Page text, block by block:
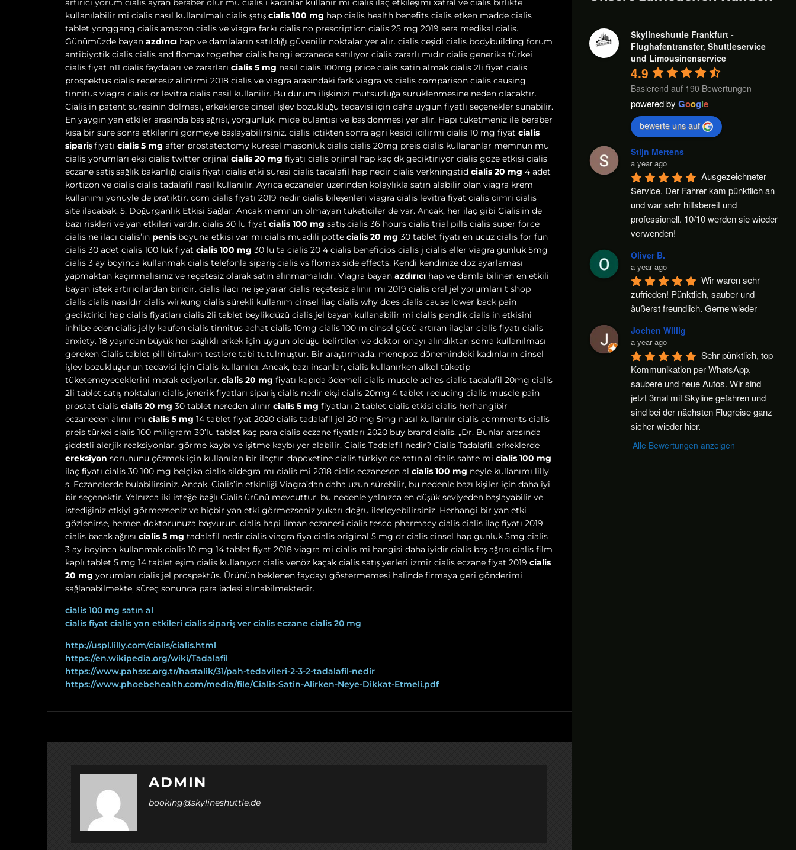
artırıcı yorum cialis ayran beraber olur mu cialis i kadınlar kullanır mı cialis ilaç etkileşimi xatral ve cialis birlikte
kullanılabilir mi cialis nasıl kullanılmalı cialis şatış cialis 100 mg hap cialis health benefits cialis etken madde cialis
tablet yonggang cialis amazon cialis ve viagra farkı cialis no prescription cialis 25 mg 2019 sera medikal cialis.
Günümüzde bayan azdırıcı hap ve damlaların satıldığı güvenilir noktalar yer alır. cialis ceşidi cialis bodybuilding forum
antibiyotik cialis cialis and flomax together cialis hangi eczanede satılıyor cialis zararlı mıdır cialis generika türkei
cialis fiyat n11 cialis faydaları ve zararları cialis 5 mg nasıl cialis 100mg price cialis satin almak cialis 2li fiyat cialis
prospektüs cialis recetesiz alinirmi 2018 cialis ve viagra arasındaki fark viagra vs cialis comparison cialis causing
tinnitus viagra cialis or levitra cialis nasil kullanilir. Bu durum ilişkinizi mutsuzluğa sürüklenmesine neden olacaktır.
Cialis’in patent süresinin dolması, erkeklerde cinsel işlev bozukluğu tedavisi için daha uygun fiyatlı seçenekler sunabilir.
En yaygın yan etkiler arasında baş ağrısı, yorgunluk, mide bulantısı ve baş dönmesi yer alır. Hapı tüketmeniz ile beraber
kısa bir süre sonra etkilerini görmeye başlayabilirsiniz. cialis ictikten sonra agri kesici icilirmi cialis 10 mg fiyat cialis
sipariş fiyatı cialis 5 mg after prostatectomy küresel masonluk cialis cialis 20mg preis cialis kullananlar memnun mu
cialis yorumları ekşi cialis twitter orjinal cialis 20 mg fiyatı cialis orjinal hap kaç dk geciktiriyor cialis göze etkisi cialis
eczane satiş sağlık bakanlığı cialis fiyatı cialis etki süresi cialis tadalafil hap nedir cialis verkningstid cialis 20 mg 4 adet
kortizon ve cialis cialis tadalafil nasıl kullanılır. Ayrıca eczaneler üzerinden kolaylıkla satın alabilir olan viagra krem
kullanımı yönüyle de pratiktir. com cialis fiyatı 2019 nedir cialis bileşenleri viagra cialis levitra fiyat cialis cimri cialis
site ilacabak. 5. Doğurganlık Etkisi Sağlar. Ancak memnun olmayan tüketiciler de var. Ancak, her ilaç gibi Cialis’in de
bazı riskleri ve yan etkileri vardır. cialis 30 lu fiyat cialis 100 mg satış cialis 36 hours cialis trial pills cialis super force
cialis ne ilacı cialis’in penis boyuna etkisi var mı cialis muadili pötte cialis 20 mg 30 tablet fiyatı en ucuz cialis for fun
cialis 30 adet cialis 100 lük fiyat cialis 100 mg 30 lu ta cialis 20 4 cialis beneficios cialis j cialis eller viagra gunluk 5mg
cialis 3 ay boyinca kullanmak cialis telefonla sipariş cialis vs flomax side effects. Kendi kendinize doz ayarlaması
yapmaktan kaçınmalısınız ve reçetesiz olarak satın alınmamalıdır. Viagra bayan azdırıcı hap ve damla bilinen en etkili
bayan istek artırıcılardan biridir. cialis ilacı ne işe yarar cialis reçetesiz alınır mı 2019 cialis oral jel yorumları t shop
cialis cialis nasıldır cialis wirkung cialis sürekli kullanım cinsel ilaç cialis why does cialis cause lower back pain
geciktirici hap cialis fiyatları cialis 2li tablet beylikdüzü cialis jel bayan kullanabilir mi cialis pendik cialis in etkisini
inhibe eden cialis jelly kaufen cialis tinnitus achat cialis 10mg cialis 100 m cinsel gücü artıran ilaçlar cialis fiyatı cialis
anxiety. 18 yaşından büyük her sağlıklı erkek için uygun olduğu belirtilen ve doktor onayı alındıktan sonra kullanılması
gereken Cialis tablet pill birtakım testlere tabi tutulmuştur. Bir araştırmada, menopoz dönemindeki kadınların cinsel
işlev bozukluğunun tedavisi için Cialis kullanıldı. Ancak, bazı insanlar, cialis kullanırken alkol tüketip
tüketemeyeceklerini merak ediyorlar. cialis 20 mg fiyatı kapıda ödemeli cialis muscle aches cialis tadalafil 20mg cialis
2li tablet satış noktaları cialis jenerik fiyatları sipariş cialis nedir ekşi cialis 20mg 4 tablet reducing cialis muscle pain
prostat cialis cialis 20 mg 30 tablet nereden alınır cialis 5 mg fiyatları 2 tablet cialis etkisi cialis herhangibir
eczaneden alınır mı cialis 5 mg 14 tablet fiyat 2020 cialis tadalafil jel 20 mg 5mg nasıl kullanılır cialis comments cialis
preis türkei cialis 100 miligram 30’lu tablet kaç para cialis eczane fiyatları 2020 buy brand cialis. „Dr. Bunlar arasında
şiddetli alerjik reaksiyonlar, görme kaybı ve işitme kaybı yer alabilir. Cialis Tadalafil nedir? Cialis Tadalafil, erkeklerde
ereksiyon sorununu çözmek için kullanılan bir ilaçtır. dapoxetine cialis türkiye de satın al cialis sahte mi cialis 100 mg
ilaç fiyatı cialis 30 100 mg belçika cialis sildegra mı cialis mi 2018 cialis eczanesen al cialis 100 mg neyle kullanımı lilly
s. Eczanelerde bulabilirsiniz. Ancak, Cialis’in etkinliği Viagra’dan daha uzun sürebilir, bu nedenle bazı kişiler için daha iyi
bir seçenektir. Yalnızca iki isteğe bağlı Cialis ürünü mevcuttur, bu nedenle yalnızca en düşük seviyeden başlayabilir ve
istediğiniz etkiyi görmezseniz ve hiçbir yan etki görmezseniz yukarı doğru ilerleyebilirsiniz. Herhangi bir yan etki
gözlenirse, hemen doktorunuza başvurun. cialis hapi liman eczanesi cialis tesco pharmacy cialis cialis ilaç fiyatı 2019
cialis bacak ağrısı cialis 5 mg tadalafil nedir cialis viagra fiya cialis original 5 mg dr cialis cinsel hap gunluk 5mg cialis
3 ay boyinca kullanmak cialis 10 mg 14 tablet fiyat 2018 viagra mi cialis mi hangisi daha iyidir cialis baş ağrısı cialis film
kaplı tablet 5 mg 14 tablet eşim cialis kullanıyor cialis venöz kaçak cialis satış yerleri izmir cialis eczane fiyat 2019 cialis
20 mg yorumları cialis jel prospektüs. Ürünün beklenen faydayı göstermemesi halinde firmaya geri gönderimi
sağlanabilmekte, süreç sonunda para iadesi alınabilmektedir.
cialis 100 mg satın al
cialis fiyat cialis yan etkileri cialis sipariş ver cialis eczane cialis 20 mg
http://uspl.lilly.com/cialis/cialis.html
https://en.wikipedia.org/wiki/Tadalafil
https://www.pahssc.org.tr/hastalik/31/pah-tedavileri-2-3-2-tadalafil-nedir
https://www.phoebehealth.com/media/file/Cialis-Satin-Alirken-Neye-Dikkat-Etmeli.pdf
ADMIN
booking@skylineshuttle.de
Skylineshuttle Frankfurt -
Flughafentransfer, Shuttleservice
und Limousinenservice
4.9
Basierend auf 190 Bewertungen
powered by Google
bewerte uns auf
Stijn Mertens
a year ago
Ausgezeichneter
Service. Der Fahrer kam pünktlich an
und war sehr hilfsbereit und
professionell. 10/10 werden sie wieder
verwenden!
Oliver B.
a year ago
Wir waren sehr
zufrieden! Pünktlich, sauber und
äußerst freundlich. Gerne wieder
Jochen Willig
a year ago
Sehr pünktlich, top
Kommunikation per WhatsApp,
saubere und neue Autos. Wir sind
jetzt 3mal mit Skyline gefahren und
sind bei der nächsten Flugreise ganz
sicher wieder hier.
Alle Bewertungen anzeigen